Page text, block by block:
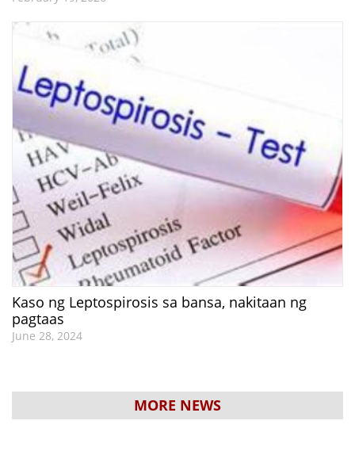
Kaso ng Leptospirosis sa bansa, nakitaan ng
pagtaas
June 28, 2024
MORE NEWS